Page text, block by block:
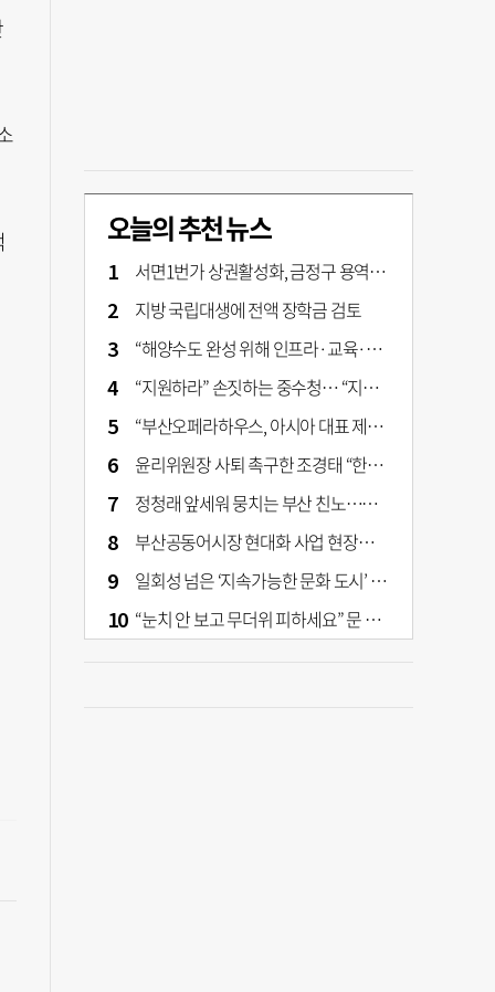
오늘의 추천 뉴스
서면1번가 상권활성화, 금정구 용역 그대로 ‘복붙’
지방 국립대생에 전액 장학금 검토
“해양수도 완성 위해 인프라·교육·세제 등 전방위 지원”…부산해양수도특별법’ 개정안 발의
“지원하라” 손짓하는 중수청… “지켜보자” 머뭇대는 검찰
“부산오페라하우스, 아시아 대표 제작 극장 지향해야”
윤리위원장 사퇴 촉구한 조경태 “한동훈 제명 철회해야”
정청래 앞세워 뭉치는 부산 친노…전대 결과가 부산 민주 세력 판도 바꾼다
부산공동어시장 현대화 사업 현장서 오염토 발견
일회성 넘은 ‘지속가능한 문화 도시’ 원동력은 시민 지지 [부산은 열려 있다]
“눈치 안 보고 무더위 피하세요” 문 활짝 연 은행·마트